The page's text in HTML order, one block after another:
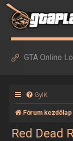
GTA Online
GyIK
Fórum kezdőlap
Red Dead